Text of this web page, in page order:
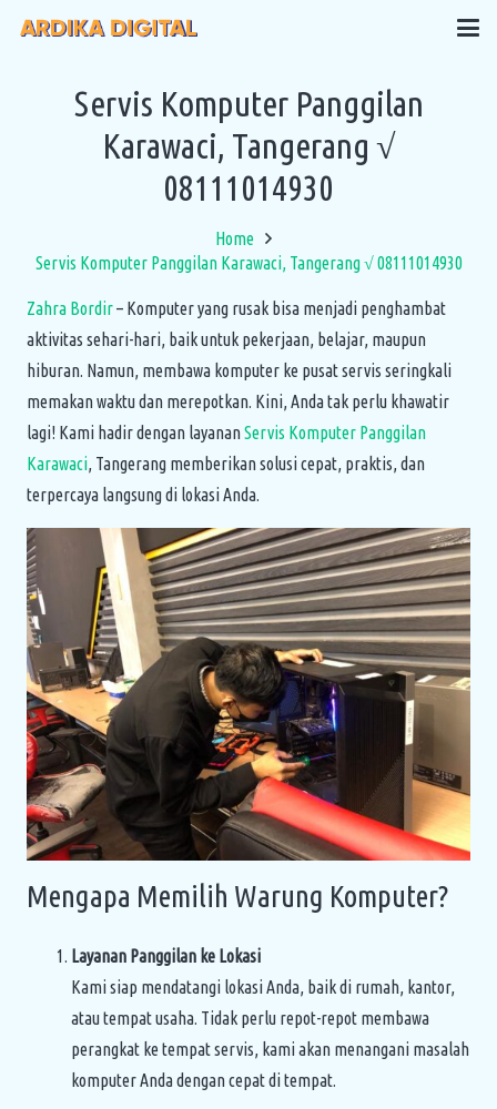
Servis Komputer Panggilan
Karawaci, Tangerang √
08111014930
Home
Servis Komputer Panggilan Karawaci, Tangerang √ 08111014930
Zahra Bordir– Komputer yang rusak bisa menjadi penghambat
aktivitas sehari-hari, baik untuk pekerjaan, belajar, maupun
hiburan. Namun, membawa komputer ke pusat servis seringkali
memakan waktu dan merepotkan. Kini, Anda tak perlu khawatir
lagi! Kami hadir dengan layananServis Komputer Panggilan
Karawaci, Tangerang memberikan solusi cepat, praktis, dan
terpercaya langsung di lokasi Anda.
Mengapa Memilih Warung Komputer?
Layanan Panggilan ke Lokasi
Kami siap mendatangi lokasi Anda, baik di rumah, kantor,
atau tempat usaha. Tidak perlu repot-repot membawa
perangkat ke tempat servis, kami akan menangani masalah
komputer Anda dengan cepat di tempat.